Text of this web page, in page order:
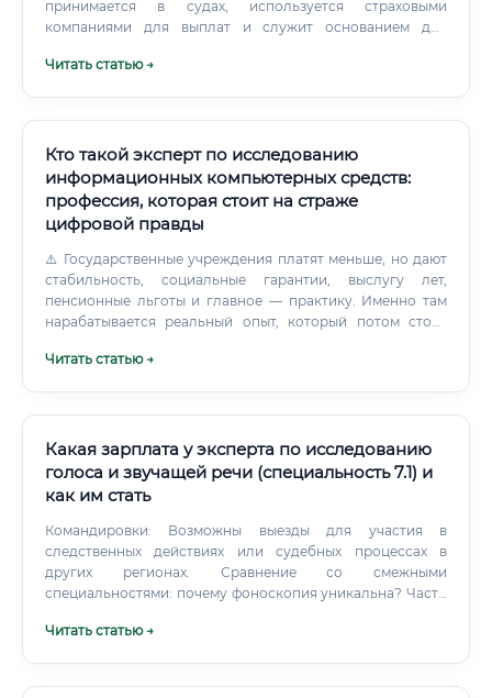
принимается в судах, используется страховыми
компаниями для выплат и служит основанием для
Читать статью →
Кто такой эксперт по исследованию
информационных компьютерных средств:
профессия, которая стоит на страже
цифровой правды
⚠️ Государственные учреждения платят меньше, но дают
стабильность, социальные гарантии, выслугу лет,
пенсионные льготы и главное — практику. Именно там
нарабатывается реальный опыт, который потом стоит
организации берут за одну экспертизу от 15 000 до 150
Читать статью →
Какая зарплата у эксперта по исследованию
голоса и звучащей речи (специальность 7.1) и
как им стать
Командировки: Возможны выезды для участия в
следственных действиях или судебных процессах в
других регионах. Сравнение со смежными
специальностями: почему фоноскопия уникальна? Часто
связанными со звуком или речью.
Читать статью →